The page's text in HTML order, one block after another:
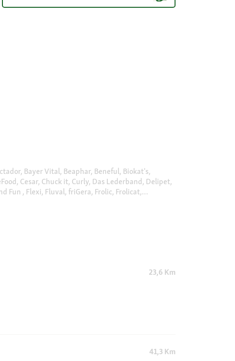
Bayer Vital, Beaphar, Beneful, Biokat's,
Cesar, Chuck it, Curly, Das Lederband, Delipet,
Fun , Flexi, Fluval, friGera, Frolic, Frolicat,
Julius K9, Juwel, Kattovit, Kerbl, Kitekat, Kitty's
Skyline, Söll, Sureflap, Take Care, Terra Canis,
Laga, Vetbed, Vitakraft , Whiskas, WOW, Zoo
23,6 Km
41,3 Km